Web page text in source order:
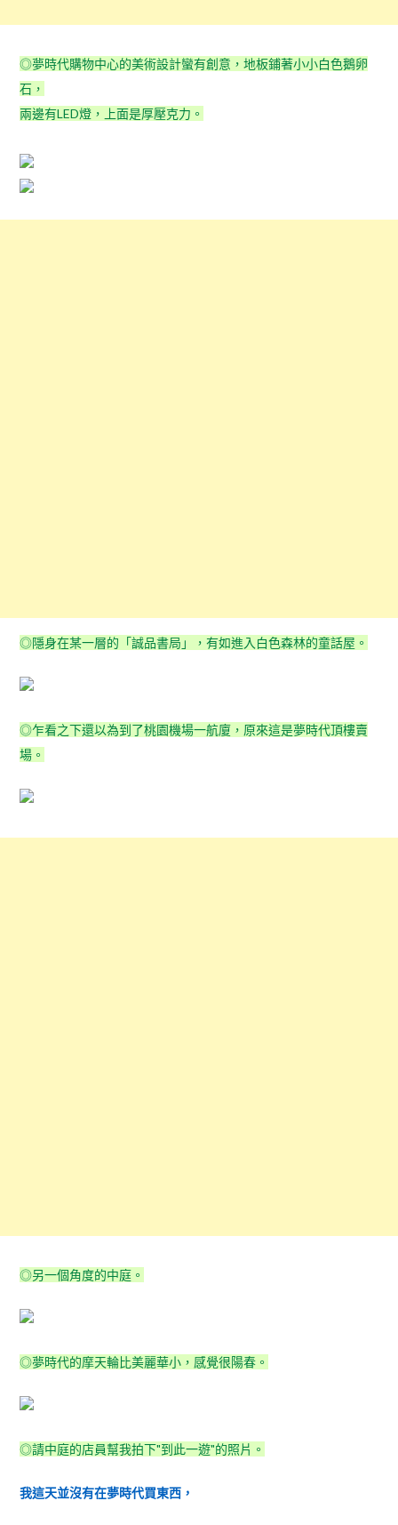
◎夢時代購物中心的美術設計蠻有創意，地板鋪著小小白色鵝卵
石，
兩邊有LED燈，上面是厚壓克力。
◎隱身在某一層的「誠品書局」，有如進入白色森林的童話屋。
◎乍看之下還以為到了桃園機場一航廈，原來這是夢時代頂樓賣
場。
◎另一個角度的中庭。
◎夢時代的摩天輪比美麗華小，感覺很陽春。
◎請中庭的店員幫我拍下"到此一遊"的照片。
我這天並沒有在夢時代買東西，